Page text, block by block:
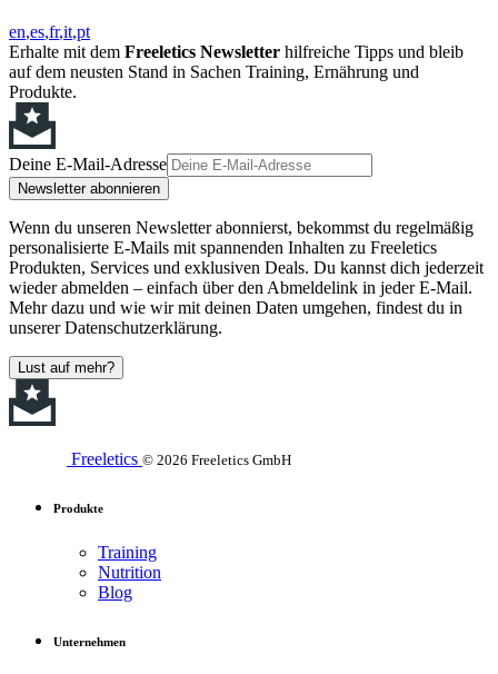
en es fr it pt
Erhalte mit dem Freeletics Newsletter hilfreiche Tipps und bleib
auf dem neusten Stand in Sachen Training, Ernährung und
Produkte.
Deine E-Mail-Adresse
Newsletter abonnieren
Wenn du unseren Newsletter abonnierst, bekommst du regelmäßig
personalisierte E-Mails mit spannenden Inhalten zu Freeletics
Produkten, Services und exklusiven Deals. Du kannst dich jederzeit
wieder abmelden – einfach über den Abmeldelink in jeder E-Mail.
Mehr dazu und wie wir mit deinen Daten umgehen, findest du in
unserer Datenschutzerklärung.
Lust auf mehr?
Freeletics © 2026 Freeletics GmbH
Produkte
Training
Nutrition
Blog
Unternehmen